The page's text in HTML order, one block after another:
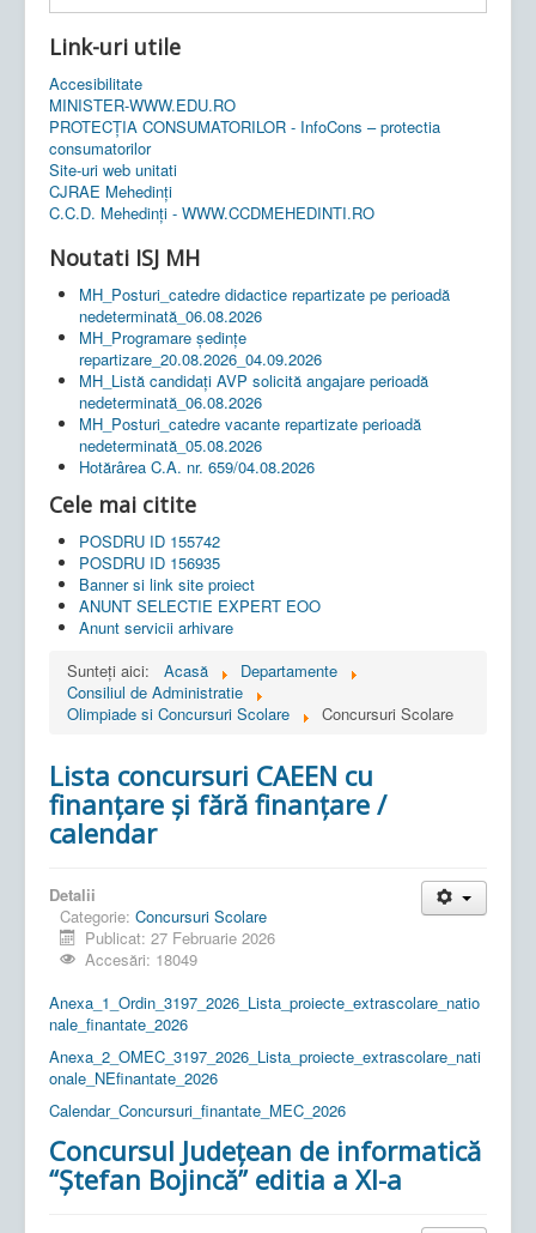
Link-uri utile
Accesibilitate
MINISTER-WWW.EDU.RO
PROTECȚIA CONSUMATORILOR - InfoCons – protectia
consumatorilor
Site-uri web unitati
CJRAE Mehedinți
C.C.D. Mehedinţi - WWW.CCDMEHEDINTI.RO
Noutati ISJ MH
MH_Posturi_catedre didactice repartizate pe perioadă
nedeterminată_06.08.2026
MH_Programare ședințe
repartizare_20.08.2026_04.09.2026
MH_Listă candidați AVP solicită angajare perioadă
nedeterminată_06.08.2026
MH_Posturi_catedre vacante repartizate perioadă
nedeterminată_05.08.2026
Hotărârea C.A. nr. 659/04.08.2026
Cele mai citite
POSDRU ID 155742
POSDRU ID 156935
Banner si link site proiect
ANUNT SELECTIE EXPERT EOO
Anunt servicii arhivare
Sunteți aici:
Acasă
Departamente
Consiliul de Administratie
Olimpiade si Concursuri Scolare
Concursuri Scolare
Lista concursuri CAEEN cu
finanțare și fără finanțare /
calendar
Detalii
Categorie: Concursuri Scolare
Publicat: 27 Februarie 2026
Accesări: 18049
Anexa_1_Ordin_3197_2026_Lista_proiecte_extrascolare_natio
nale_finantate_2026
Anexa_2_OMEC_3197_2026_Lista_proiecte_extrascolare_nati
onale_NEfinantate_2026
Calendar_Concursuri_finantate_MEC_2026
Concursul Județean de informatică
“Ștefan Bojincă” editia a XI-a